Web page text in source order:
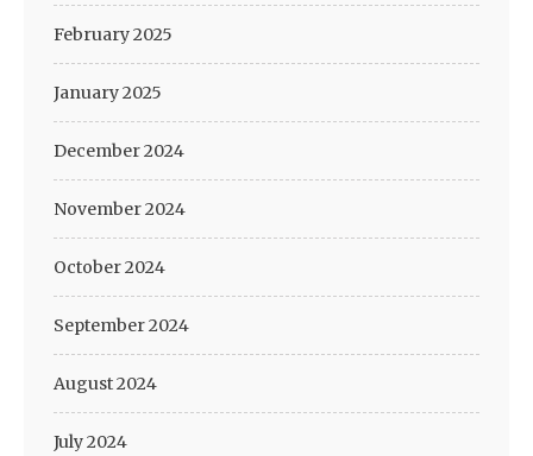
February 2025
January 2025
December 2024
November 2024
October 2024
September 2024
August 2024
July 2024